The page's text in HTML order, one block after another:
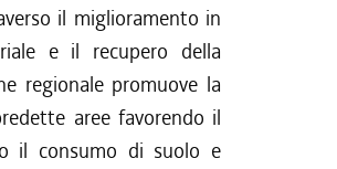
il miglioramento in
e il recupero della
regionale promuove la
aree favorendo il
il consumo di suolo e